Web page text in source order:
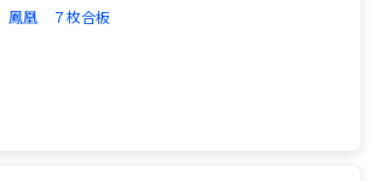
鳳凰 ７枚合板